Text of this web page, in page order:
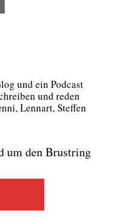
und ein Pod­cast
und reden
Lenn­art, Stef­fen
um den Brustring